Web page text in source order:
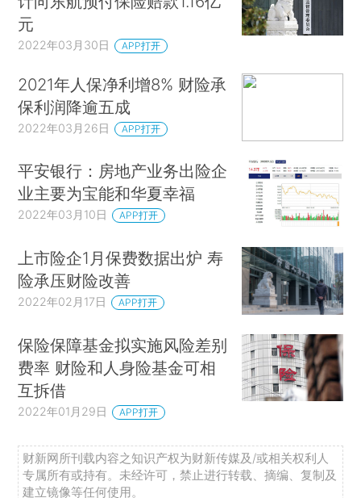
元
2022年03月30日 APP打开
2021年人保净利增8% 财险承
保利润降逾五成
2022年03月26日 APP打开
平安银行：房地产业务出险企
业主要为宝能和华夏幸福
2022年03月10日 APP打开
上市险企1月保费数据出炉 寿
险承压财险改善
2022年02月17日 APP打开
保险保障基金拟实施风险差别
费率 财险和人身险基金可相
互拆借
2022年01月29日 APP打开
财新网所刊载内容之知识产权为财新传媒及/或相关权利人
专属所有或持有。未经许可，禁止进行转载、摘编、复制及
建立镜像等任何使用。